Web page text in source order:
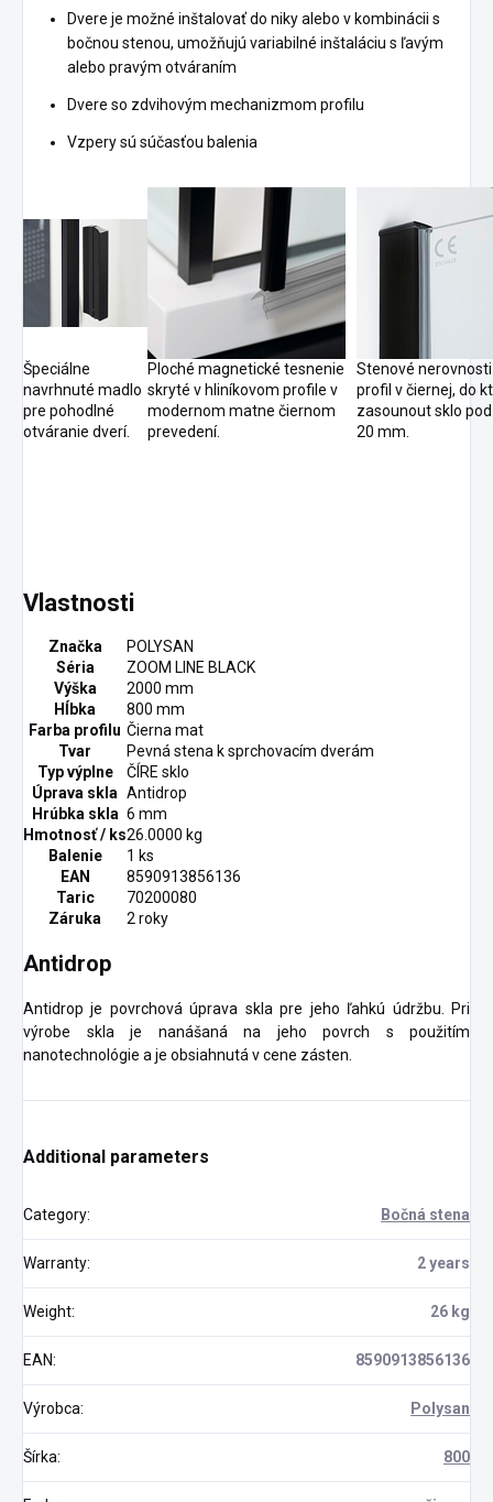
Dvere je možné inštalovať do niky alebo v kombinácii s
bočnou stenou, umožňujú variabilné inštaláciu s ľavým
alebo pravým otváraním
Dvere so zdvihovým mechanizmom profilu
Vzpery sú súčasťou balenia
Špeciálne
navrhnuté madlo
pre pohodlné
otváranie dverí.
Ploché magnetické tesnenie
skryté v hliníkovom profile v
modernom matne čiernom
prevedení.
Stenové
profil v čiernej, do
zasounout sklo
20 mm.
Vlastnosti
Značka
POLYSAN
Séria
ZOOM LINE BLACK
Výška
2000 mm
Hĺbka
800 mm
Farba profilu Čierna mat
Tvar
Pevná stena k sprchovacím dverám
Typ výplne
ČÍRE sklo
Úprava skla Antidrop
Hrúbka skla 6 mm
Hmotnosť / ks26.0000 kg
Balenie
1 ks
EAN
8590913856136
Taric
70200080
Záruka
2 roky
Antidrop
Antidrop je povrchová úprava skla pre jeho ľahkú údržbu. Pri
výrobe skla je nanášaná na jeho povrch s použitím
nanotechnológie a je obsiahnutá v cene zásten.
Additional parameters
Category: Bočná stena
Warranty: 2 years
Weight: 26 kg
EAN: 8590913856136
Výrobca: Polysan
Šírka: 800